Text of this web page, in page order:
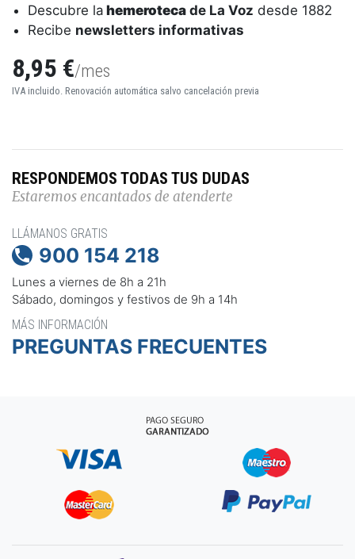
Descubre la hemeroteca de La Voz desde 1882
Recibe newsletters informativas
8,95 €/mes
IVA incluido. Renovación automática salvo cancelación previa
RESPONDEMOS TODAS TUS DUDAS
Estaremos encantados de atenderte
LLÁMANOS GRATIS
 900 154 218
Lunes a viernes de 8h a 21h
Sábado, domingos y festivos de 9h a 14h
MÁS INFORMACIÓN
PREGUNTAS FRECUENTES